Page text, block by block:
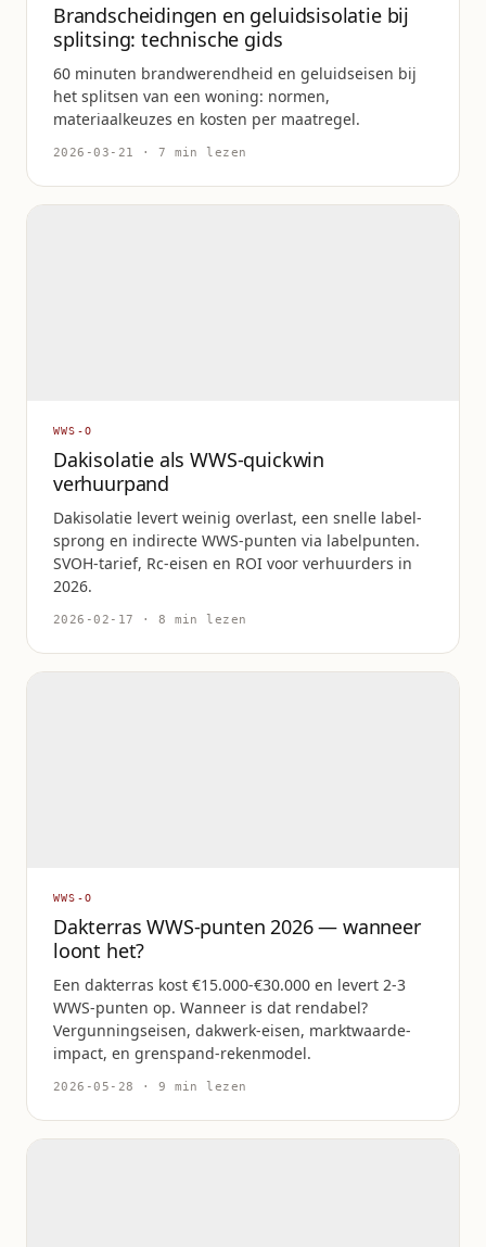
Brandscheidingen en geluidsisolatie bij
splitsing: technische gids
60 minuten brandwerendheid en geluidseisen bij
het splitsen van een woning: normen,
materiaalkeuzes en kosten per maatregel.
2026-03-21 · 7 min lezen
WWS-O
Dakisolatie als WWS-quickwin
verhuurpand
Dakisolatie levert weinig overlast, een snelle label-
sprong en indirecte WWS-punten via labelpunten.
SVOH-tarief, Rc-eisen en ROI voor verhuurders in
2026.
2026-02-17 · 8 min lezen
WWS-O
Dakterras WWS-punten 2026 — wanneer
loont het?
Een dakterras kost €15.000-€30.000 en levert 2-3
WWS-punten op. Wanneer is dat rendabel?
Vergunningseisen, dakwerk-eisen, marktwaarde-
impact, en grenspand-rekenmodel.
2026-05-28 · 9 min lezen